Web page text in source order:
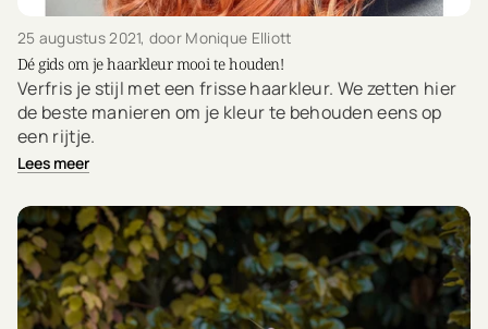
25 augustus 2021, door Monique Elliott
Dé gids om je haarkleur mooi te houden!
Verfris je stijl met een frisse haarkleur. We zetten hier
de beste manieren om je kleur te behouden eens op
een rijtje.
Lees meer